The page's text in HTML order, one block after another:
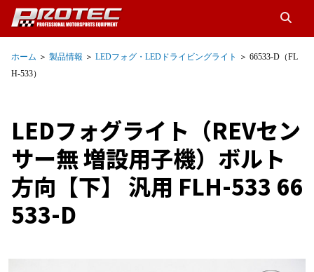
ホーム ＞ 製品情報 ＞ LEDフォグ・LEDドライビングライト
＞ 66533-D（FL
H-533）
LEDフォグライト（REVセン
サー無 増設用子機）ボルト
方向【下】 汎用 FLH-533 66
533-D